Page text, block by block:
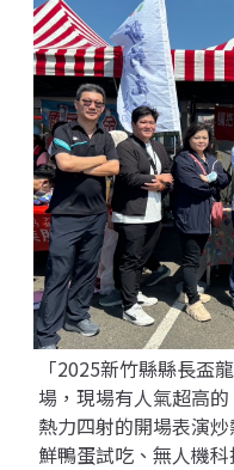
「2025新竹縣縣長盃
場，現場有人氣超高
熱力四射的開場表演
鮮鴨蛋試吃、無人機